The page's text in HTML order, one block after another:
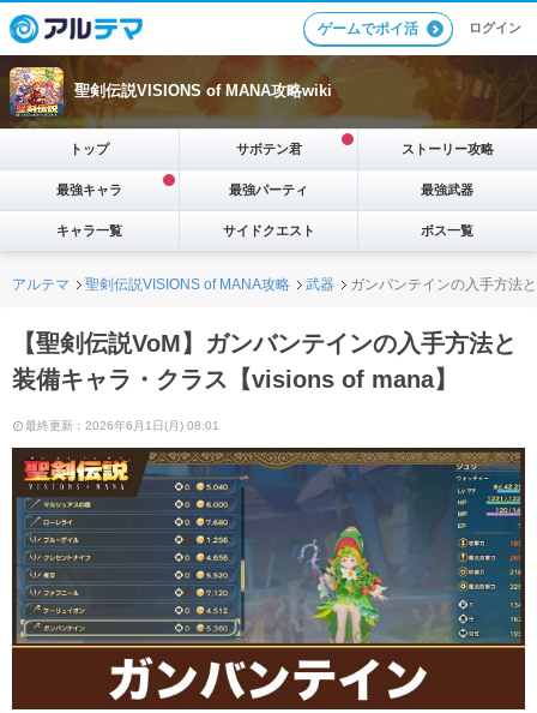
ゲームでポイ活 ログイン
聖剣伝説VISIONS of MANA攻略wiki
トップ サボテン君 ストーリー攻略
最強キャラ 最強パーティ 最強武器
キャラ一覧 サイドクエスト ボス一覧
アルテマ 聖剣伝説VISIONS of MANA攻略 武器 ガンバンテインの入手方法
【聖剣伝説VoM】ガンバンテインの入手方法と
装備キャラ・クラス【visions of mana】
最終更新：2026年6月1日(月) 08:01